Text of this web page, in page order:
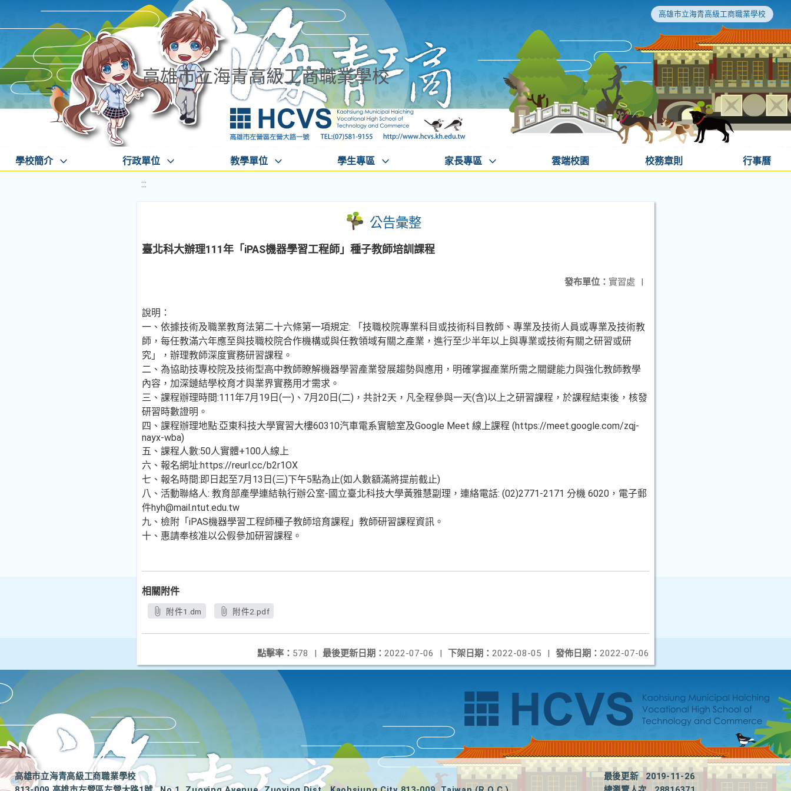
高雄市立海青高級工商職業學校
高雄市立海青高級工商職業學校
學校簡介 行政單位 教學單位 學生專區 家長專區 雲端校園 校務章則 行事曆
:::
公告彙整
臺北科大辦理111年「iPAS機器學習工程師」種子教師培訓課程
發布單位： 實習處 |
說明：
一、依據技術及職業教育法第二十六條第一項規定: 「技職校院專業科目或技術科目教師、專業及技術人員或專業及技術教
師，每任教滿六年應至與技職校院合作機構或與任教領域有關之產業，進行至少半年以上與專業或技術有關之研習或研
究」，辦理教師深度實務研習課程。
二、為協助技專校院及技術型高中教師瞭解機器學習產業發展趨勢與應用，明確掌握產業所需之關鍵能力與強化教師教學
內容，加深鏈結學校育才與業界實務用才需求。
三、課程辦理時間:111年7月19日(一)、7月20日(二)，共計2天，凡全程參與一天(含)以上之研習課程，於課程結束後，核發
研習時數證明。
四、課程辦理地點:亞東科技大學實習大樓60310汽車電系實驗室及Google Meet 線上課程 (https://meet.google.com/zqj-
nayx-wba)
五、課程人數:50人實體+100人線上
六、報名網址:https://reurl.cc/b2r1OX
七、報名時間:即日起至7月13日(三)下午5點為止(如人數額滿將提前截止)
八、活動聯絡人: 教育部產學連結執行辦公室-國立臺北科技大學黃雅慧副理，連絡電話: (02)2771-2171 分機 6020，電子郵
件hyh@mail.ntut.edu.tw
九、檢附「iPAS機器學習工程師種子教師培育課程」教師研習課程資訊。
十、惠請奉核准以公假參加研習課程。
相關附件
附件1.dm 附件2.pdf
發佈日期： 2022-07-06
下架日期： 2022-08-05 |
最後更新日期： 2022-07-06 |
點擊率： 578 |
高雄市立海青高級工商職業學校
最後更新
2019-11-26